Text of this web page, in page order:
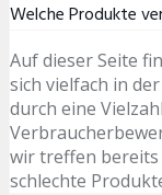
Welche Produkte
Auf dieser Seite
sich vielfach in
durch eine
wir treffen bereits
schlechte